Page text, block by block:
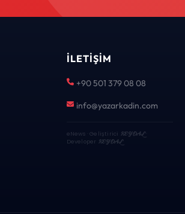
İLETIŞIM
+90 501 379 08 08
info@yazarkadin.com
eNews · Geliştirici KEYDAL·
Developer KEYDAL